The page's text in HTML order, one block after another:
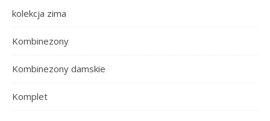
kolekcja zima
Kombinezony
Kombinezony damskie
Komplet